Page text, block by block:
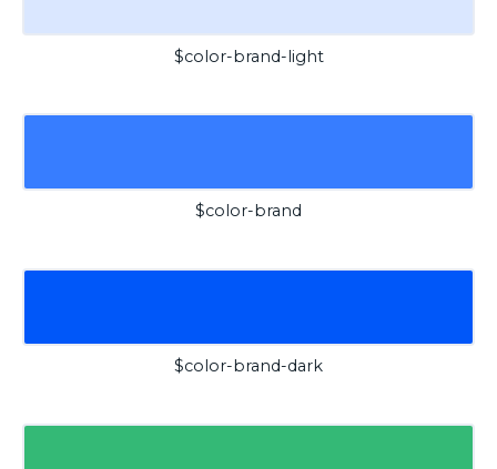
$color-brand-light
$color-brand
$color-brand-dark